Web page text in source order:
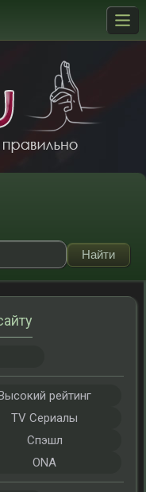
рейтинг
TV Сериалы
Спэшл
ONA